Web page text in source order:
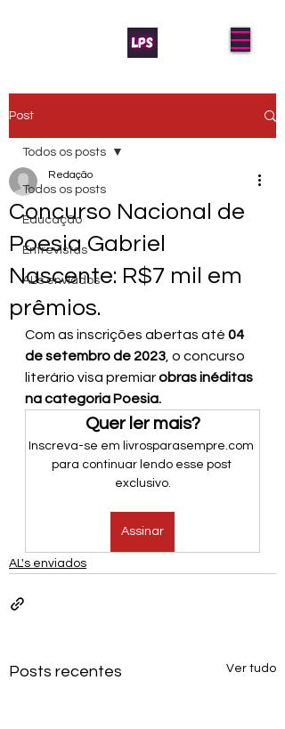
Post
Todos os posts
Educação
Entrevistas
AL's enviados
Todos os posts
Concurso Nacional de
Poesia Gabriel
Nascente: R$7 mil em
prêmios.
Redação
Com as inscrições abertas até 04
de setembro de 2023 , o concurso
literário visa premiar obras inéditas
na categoria Poesia.
Quer ler mais?
Inscreva-se em livrosparasempre.com
para continuar lendo esse post
exclusivo.
Assinar
AL's enviados
Posts recentes Ver tudo